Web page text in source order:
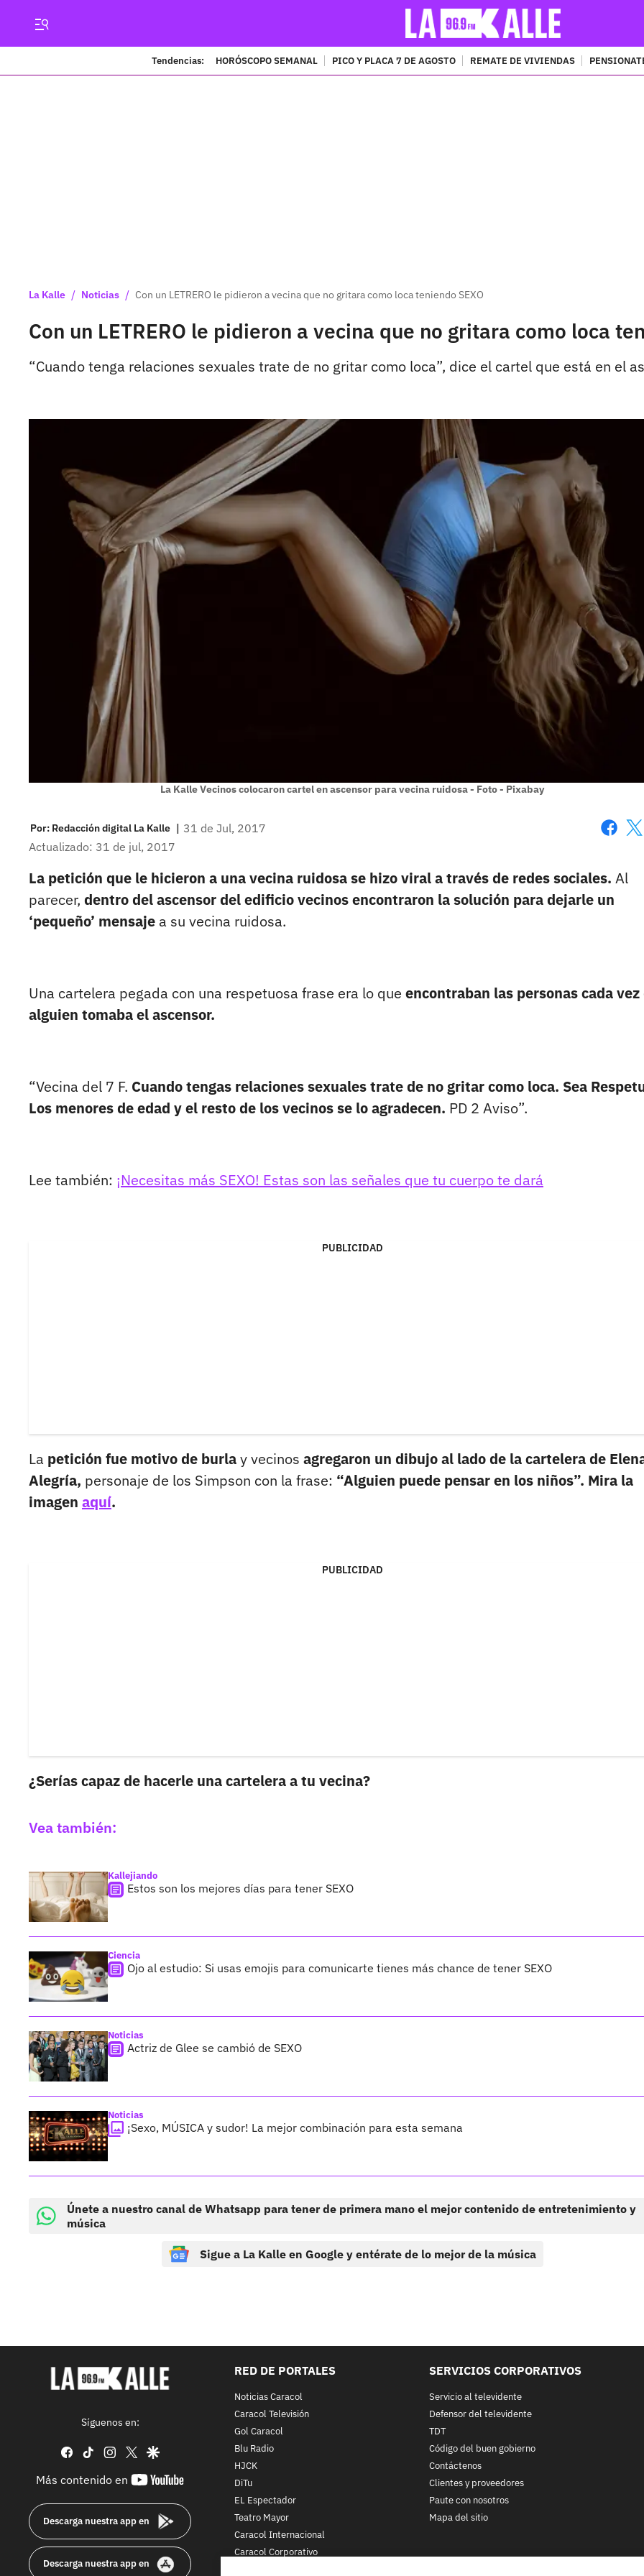
Tendencias: HORÓSCOPO SEMANAL PICO Y PLACA 7 DE AGOSTO REMATE DE VIVIENDAS
La Kalle / Noticias / Con un LETRERO le pidieron a vecina que no gritara como loca teniendo SEXO
Con un LETRERO le pidieron a vecina que no gritara como loca
“Cuando tenga relaciones sexuales trate de no gritar como loca”, dice el cartel que está en el
La Kalle Vecinos colocaron cartel en ascensor para vecina ruidosa - Foto - Pixabay
Por: Redacción digital La Kalle | 31 de Jul, 2017
Actualizado: 31 de jul, 2017
La petición que le hicieron a una vecina ruidosa se hizo viral a través de redes sociales. Al
parecer, dentro del ascensor del edificio vecinos encontraron la solución para dejarle un
‘pequeño’ mensaje a su vecina ruidosa.
Una cartelera pegada con una respetuosa frase era lo que encontraban las personas cada vez
alguien tomaba el ascensor.
“Vecina del 7 F. Cuando tengas relaciones sexuales trate de no gritar como loca. Sea
Los menores de edad y el resto de los vecinos se lo agradecen. PD 2 Aviso”.
Lee también: ¡Necesitas más SEXO! Estas son las señales que tu cuerpo te dará
PUBLICIDAD
La petición fue motivo de burlay vecinos agregaron un dibujo al lado de la cartelera de
Alegría, personaje de los Simpson con la frase: “Alguien puede pensar en los niños”. Mira la
imagen aquí.
PUBLICIDAD
¿Serías capaz de hacerle una cartelera a tu vecina?
Vea también:
Kallejiando
Estos son los mejores días para tener SEXO
Ciencia
Ojo al estudio: Si usas emojis para comunicarte tienes más chance de tener SEXO
Noticias
Actriz de Glee se cambió de SEXO
Noticias
¡Sexo, MÚSICA y sudor! La mejor combinación para esta semana
Únete a nuestro canal de Whatsapp para tener de primera mano el mejor contenido de entretenimiento y
música
Sigue a La Kalle en Google y entérate de lo mejor de la música
Síguenos en:
facebook
tiktok instagram
twittergoogle
Más contenido en
youtube-
Descarga nuestra app en
Descarga nuestra app en
RED DE PORTALES
Noticias Caracol
Caracol Televisión
Gol Caracol
Blu Radio
HJCK
DiTu
EL Espectador
Teatro Mayor
Caracol Internacional
Caracol Corporativo
SERVICIOS CORPORATIVOS
Servicio al televidente
Defensor del televidente
TDT
Código del buen gobierno
Contáctenos
Clientes y proveedores
Paute con nosotros
Mapa del sitio